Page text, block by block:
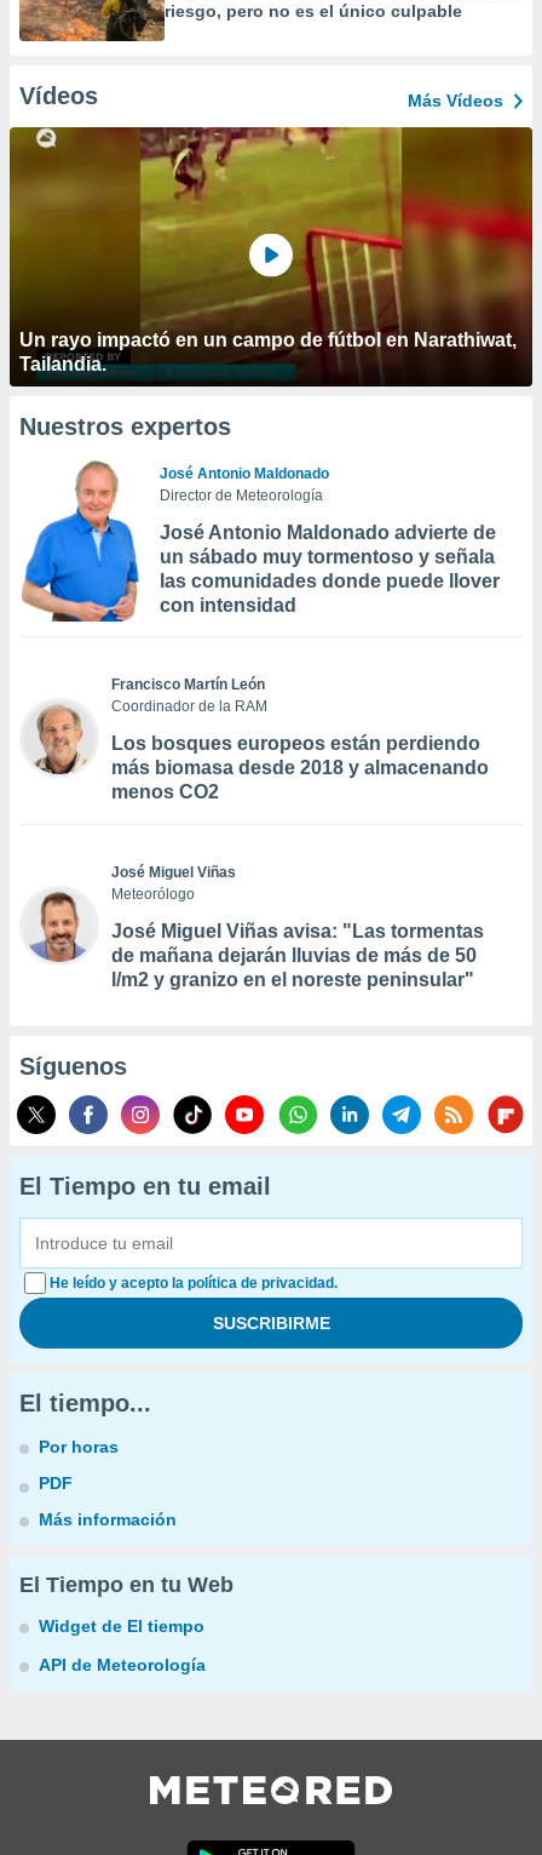
riesgo, pero no es el único culpable
Vídeos Más Vídeos
Un rayo impactó en un campo de fútbol en Narathiwat,
Tailandia.
Nuestros expertos
José Antonio Maldonado
Director de Meteorología
José Antonio Maldonado advierte de
un sábado muy tormentoso y señala
las comunidades donde puede llover
con intensidad
Francisco Martín León
Coordinador de la RAM
Los bosques europeos están perdiendo
más biomasa desde 2018 y almacenando
menos CO2
José Miguel Viñas
Meteorólogo
José Miguel Viñas avisa: "Las tormentas
de mañana dejarán lluvias de más de 50
l/m2 y granizo en el noreste peninsular"
Síguenos
El Tiempo en tu email
He leído y acepto la política de privacidad.
El tiempo...
Por horas
PDF
Más información
El Tiempo en tu Web
Widget de El tiempo
API de Meteorología